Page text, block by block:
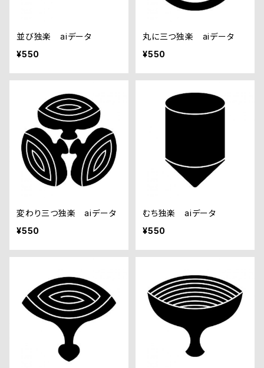
並び独楽 aiデータ
¥550
丸に三つ独楽 aiデータ
¥550
変わり三つ独楽 aiデータ
¥550
むち独楽 aiデータ
¥550